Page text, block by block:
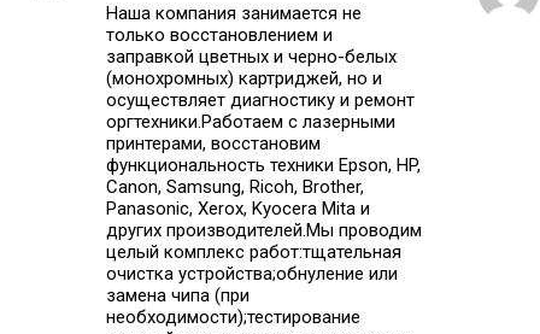
Наша компания занимается не
только восстановлением и
заправкой цветных и черно-белых
(монохромных) картриджей, но и
осуществляет диагностику и ремонт
оргтехники.Работаем с лазерными
принтерами, восстановим
функциональность техники Epson, HP,
Canon, Samsung, Ricoh, Brother,
Panasonic, Xerox, Kyocera Mita и
других производителей.Мы проводим
целый комплекс работ:тщательная
очистка устройства;обнуление или
замена чипа (при
необходимости);тестирование